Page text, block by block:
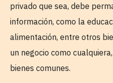
privado que sea, debe
información, como la
alimentación, entre otros
un negocio como
bienes comunes.